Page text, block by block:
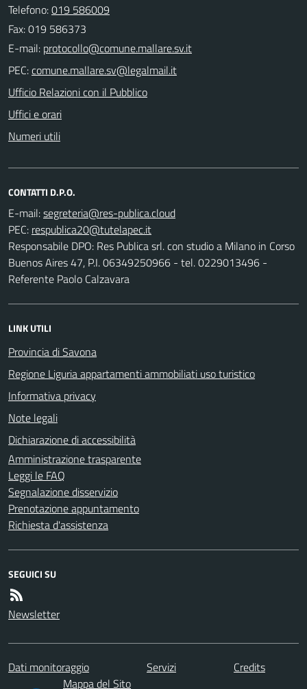
Telefono:019 586009
Fax: 019 586373
E-mail:
PEC:
Ufficio Relazioni con il Pubblico
Uffici e orari
Numeri utili
CONTATTI D.P.O.
E-mail:
PEC:
Responsabile DPO: Res Publica srl. con studio a Milano in Corso
Buenos Aires 47, P.I. 06349250966 - tel. 0229013496 -
Referente Paolo Calzavara
LINK UTILI
Provincia di Savona
Regione Liguria appartamenti ammobiliati uso turistico
Informativa privacy
Note legali
Dichiarazione di accessibilità
Amministrazione trasparente
Leggi le FAQ
Segnalazione disservizio
Prenotazione appuntamento
Richiesta d'assistenza
SEGUICI SU
Newsletter
Dati monitoraggio Servizi
Credits
Mappa del Sito